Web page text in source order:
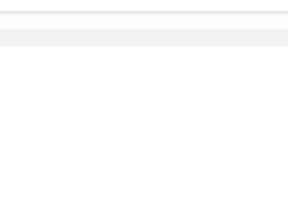
hỏng và cần được thay thế.
bạn cần thay mic iPad Mini 6 để
Khi bạn cố gắng sử dụng trợ lý
một cách chính xác. Tình trạng